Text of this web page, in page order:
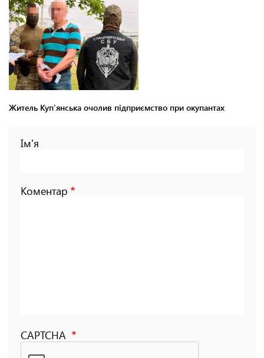
Житель Куп'янська очолив підприємство при окупантах
Ім'я
Коментар
CAPTCHA